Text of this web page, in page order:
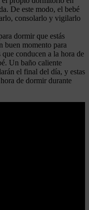
De este modo, el bebé
consolarlo y vigilarlo
dormir que estás
buen momento para
conducen a la hora de
Un baño caliente
el final del día, y estas
de dormir durante